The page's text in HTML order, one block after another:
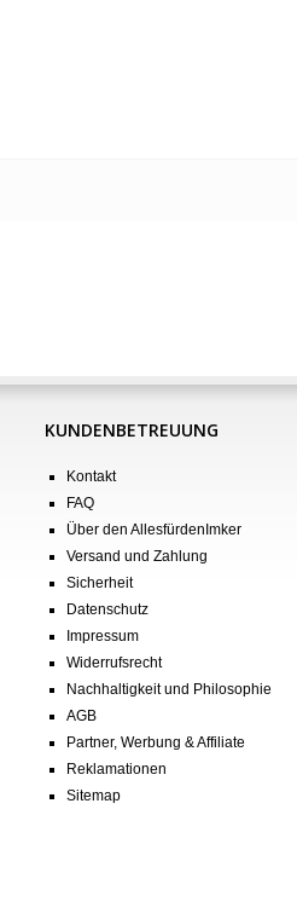
KUNDENBETREUUNG
Kontakt
FAQ
Über den AllesfürdenImker
Versand und Zahlung
Sicherheit
Datenschutz
Impressum
Widerrufsrecht
Nachhaltigkeit und Philosophie
AGB
Partner, Werbung & Affiliate
Reklamationen
Sitemap